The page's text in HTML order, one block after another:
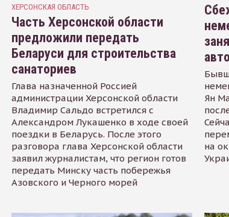
ХЕРСОНСКАЯ ОБЛАСТЬ
Часть Херсонской области
предложили передать
Беларуси для строительства
санаториев
Глава назначенной Россией
администрации Херсонской области
Владимир Сальдо встретился с
Александром Лукашенко в ходе своей
поездки в Беларусь. После этого
разговора глава Херсонской области
заявил журналистам, что регион готов
передать Минску часть побережья
Азовского и Черного морей
Ян
на